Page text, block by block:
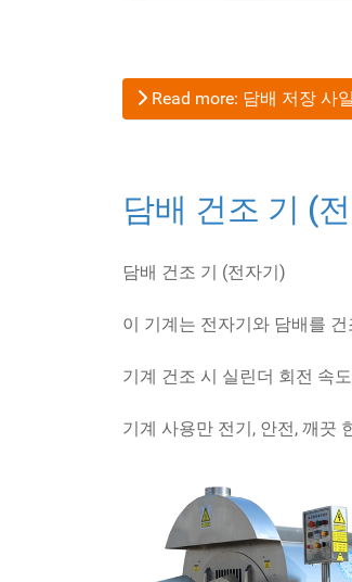
Read more: 담배 저장 사
담배 건조 기 (
담배 건조 기 (전자기)
이 기계는 전자기와 담배를
기계 건조 시 실린더 회전 속
기계 사용만 전기, 안전, 깨끗